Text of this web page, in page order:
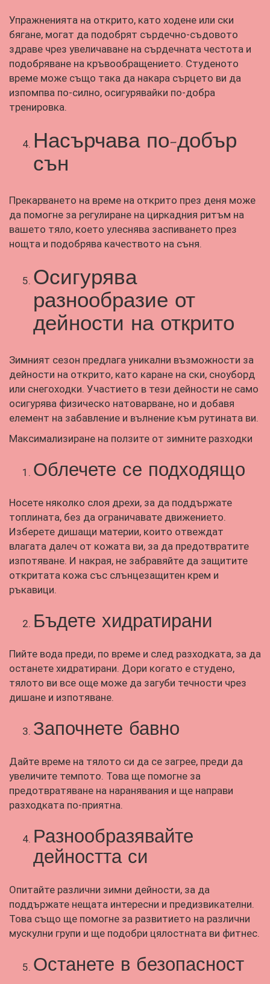
Упражненията на открито, като ходене или ски
бягане, могат да подобрят сърдечно-съдовото
здраве чрез увеличаване на сърдечната честота и
подобряване на кръвообращението. Студеното
време може също така да накара сърцето ви да
изпомпва по-силно, осигурявайки по-добра
тренировка.
Насърчава по-добър
сън
Прекарването на време на открито през деня може
да помогне за регулиране на циркадния ритъм на
вашето тяло, което улеснява заспиването през
нощта и подобрява качеството на съня.
Осигурява
разнообразие от
дейности на открито
Зимният сезон предлага уникални възможности за
дейности на открито, като каране на ски, сноуборд
или снегоходки. Участието в тези дейности не само
осигурява физическо натоварване, но и добавя
елемент на забавление и вълнение към рутината ви.
Максимализиране на ползите от зимните разходки
Облечете се подходящо
Носете няколко слоя дрехи, за да поддържате
топлината, без да ограничавате движението.
Изберете дишащи материи, които отвеждат
влагата далеч от кожата ви, за да предотвратите
изпотяване. И накрая, не забравяйте да защитите
откритата кожа със слънцезащитен крем и
ръкавици.
Бъдете хидратирани
Пийте вода преди, по време и след разходката, за да
останете хидратирани. Дори когато е студено,
тялото ви все още може да загуби течности чрез
дишане и изпотяване.
Започнете бавно
Дайте време на тялото си да се загрее, преди да
увеличите темпото. Това ще помогне за
предотвратяване на наранявания и ще направи
разходката по-приятна.
Разнообразявайте
дейността си
Опитайте различни зимни дейности, за да
поддържате нещата интересни и предизвикателни.
Това също ще помогне за развитието на различни
мускулни групи и ще подобри цялостната ви фитнес.
Останете в безопасност